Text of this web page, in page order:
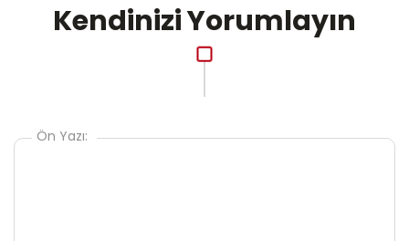
Kendinizi Yorumlayın
Ön Yazı: